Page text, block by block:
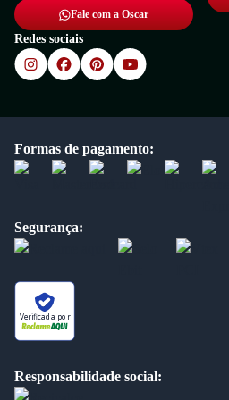
Fale com a Oscar
Redes sociais
Formas de pagamento:
Segurança:
Verificada por
Responsabilidade social: